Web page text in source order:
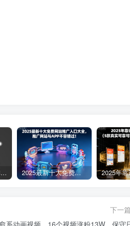
十大悬赏任务平台排行榜（全网最好的悬赏任务平台） 2025最新十大免费网站推广入口大全，推广网站与APP不容错过！
下一
系动画视频，16个视频涨粉13W，保守